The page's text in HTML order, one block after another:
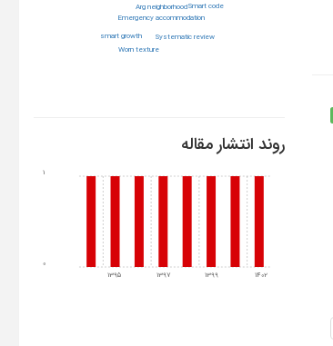
Arg neighborhood
Emergency accommodation
Smart code
smart growth Systematic review
Worn texture
روند انتشار مقاله
1395 1397 1399 1402
0
1